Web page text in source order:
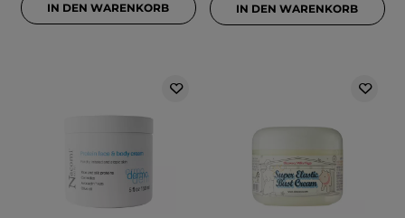
IN DEN WARENKORB IN DEN WARENKORB